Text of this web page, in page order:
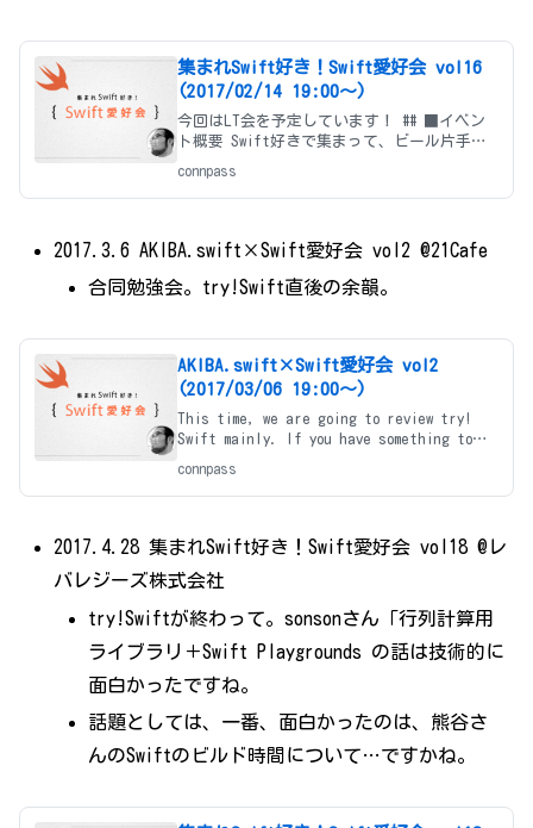
集まれSwift好き！Swift愛好会 vol16
(2017/02/14 19:00〜)
今回はLT会を予定しています！ ## ■イベン
ト概要 Swift好きで集まって、ビール片手に
を始めた方 * Objective-C時代からやってき
た方 * 他の言語（Ja
connpass
2017.3.6 AKIBA.swift×Swift愛好会 vol2 @21Cafe
合同勉強会。try!Swift直後の余韻。
AKIBA.swift×Swift愛好会 vol2
(2017/03/06 19:00〜)
This time, we are going to review try!
Swift mainly. If you have something to
はLT会
connpass
2017.4.28 集まれSwift好き！Swift愛好会 vol18 @レ
バレジーズ株式会社
try!Swiftが終わって。sonsonさん「行列計算用
ライブラリ＋Swift Playgrounds の話は技術的に
面白かったですね。
話題としては、一番、面白かったのは、熊谷さ
んのSwiftのビルド時間について…ですかね。